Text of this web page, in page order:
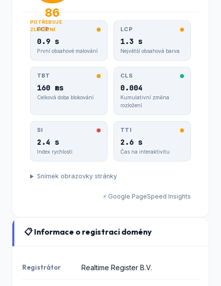
86
POTŘEBUJE
ZLEPŠENÍ
FCP
0.9 s
První obsahové malování
LCP
1.3 s
Největší obsahová barva
TBT
160 ms
Celková doba blokování
CLS
0.004
Kumulativní změna
rozložení
SI
2.4 s
Index rychlosti
TTI
2.6 s
Čas na interaktivitu
Snímek obrazovky stránky
⚡ Google PageSpeed Insights
📋 Informace o registraci domény
Registrátor Realtime Register B.V.